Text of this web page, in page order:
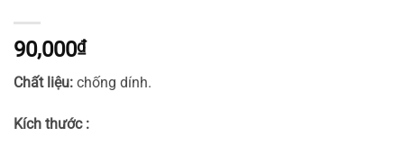
90,000₫
Chất liệu: chống dính.
Kích thước :